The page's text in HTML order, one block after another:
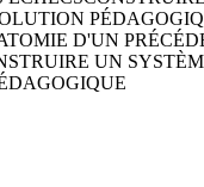
D'UN
UN